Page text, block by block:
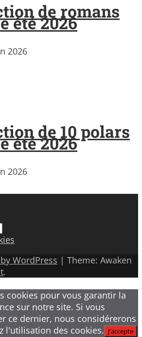
de romans
été 2026
2026
de 10 polars
été 2026
2026
WordPress | Theme: Awaken
.
cookies pour vous garantir la
sur notre site. Si vous
ce dernier, nous considérerons
l'utilisation des cookies. J'accepte